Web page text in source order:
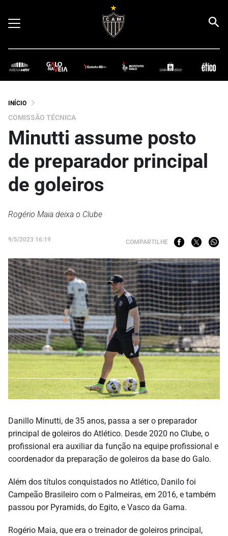
INÍCIO
COMISSÃO TÉCNICA
Minutti assume posto
de preparador principal
de goleiros
Rogério Maia deixa o Clube
9/5/2023 16:19 COMPARTILHE
Danillo Minutti, de 35 anos, passa a ser o preparador
principal de goleiros do Atlético. Desde 2020 no Clube, o
profissional era auxiliar da função na equipe profissional e
coordenador da preparação de goleiros da base do Galo.
Além dos títulos conquistados no Atlético, Danilo foi
Campeão Brasileiro com o Palmeiras, em 2016, e também
passou por Pyramids, do Egito, e Vasco da Gama.
Rogério Maia, que era o treinador de goleiros principal,